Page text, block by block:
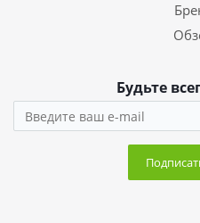
Будьте